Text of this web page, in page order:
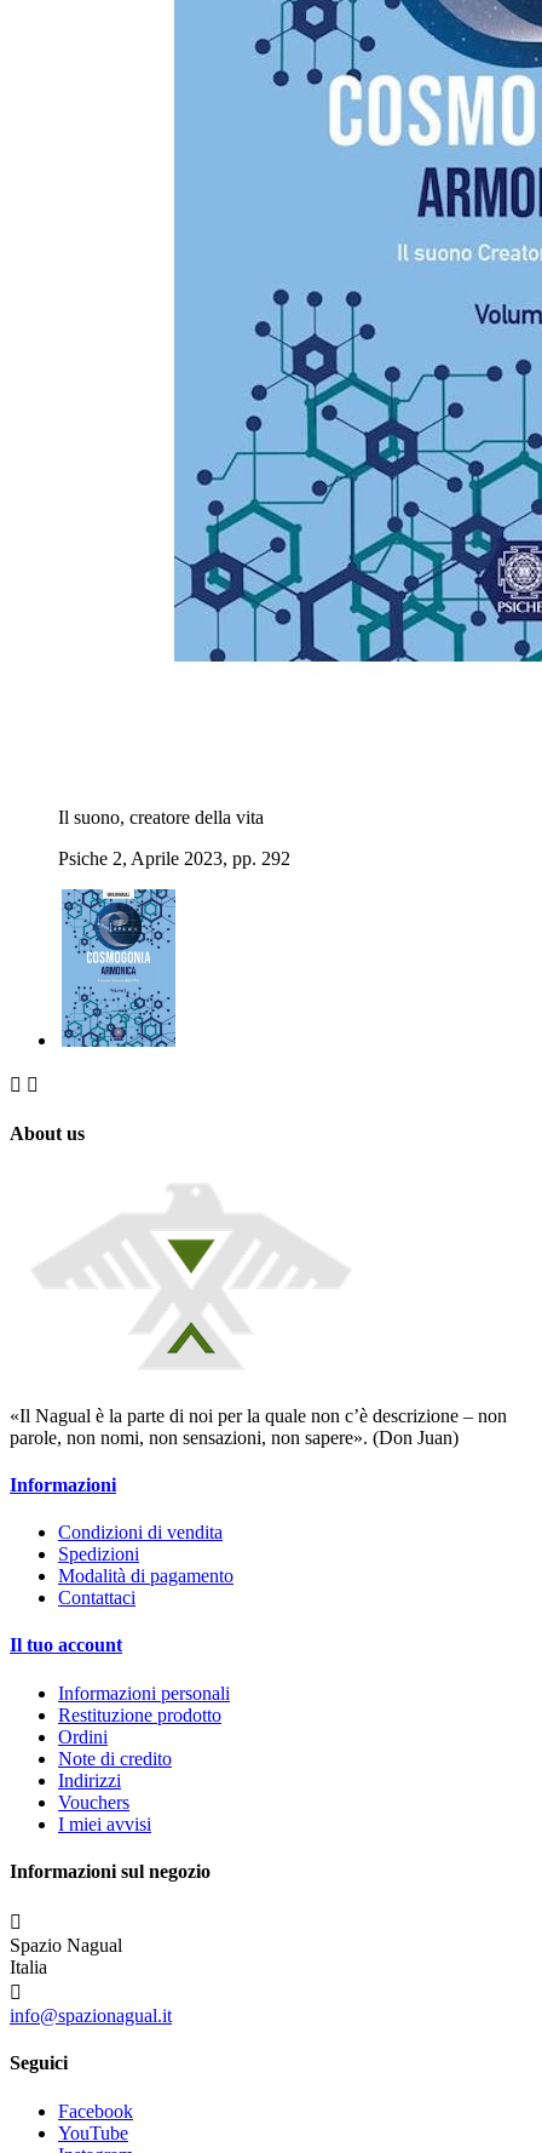
Il suono, creatore della vita
Psiche 2, Aprile 2023, pp. 292
 
About us
«Il Nagual è la parte di noi per la quale non c’è descrizione – non
parole, non nomi, non sensazioni, non sapere». (Don Juan)
Informazioni
Condizioni di vendita
Spedizioni
Modalità di pagamento
Contattaci
Il tuo account
Informazioni personali
Restituzione prodotto
Ordini
Note di credito
Indirizzi
Vouchers
I miei avvisi
Informazioni sul negozio

Spazio Nagual
Italia

info@spazionagual.it
Seguici
Facebook
YouTube